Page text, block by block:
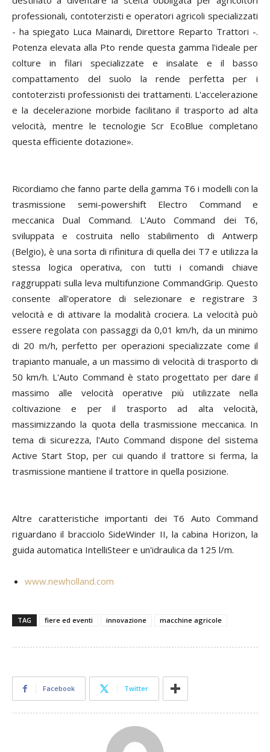
professionali, contoterzisti e operatori agricoli specializzati
- ha spiegato Luca Mainardi, Direttore Reparto Trattori -.
Potenza elevata alla Pto rende questa gamma l'ideale per
colture in filari specializzate e insalate e il basso
compattamento del suolo la rende perfetta per i
contoterzisti professionisti dei trattamenti. L'accelerazione
e la decelerazione morbide facilitano il trasporto ad alta
velocità, mentre le tecnologie Scr EcoBlue completano
questa efficiente dotazione».
Ricordiamo che fanno parte della gamma T6 i modelli con la
trasmissione semi-powershift Electro Command e
meccanica Dual Command. L'Auto Command dei T6,
sviluppata e costruita nello stabilimento di Antwerp
(Belgio), è una sorta di rifinitura di quella dei T7 e utilizza la
stessa logica operativa, con tutti i comandi chiave
raggruppati sulla leva multifunzione CommandGrip. Questo
consente all'operatore di selezionare e registrare 3
velocità e di attivare la modalità crociera. La velocità può
essere regolata con passaggi da 0,01 km/h, da un minimo
di 20 m/h, perfetto per operazioni specializzate come il
trapianto manuale, a un massimo di velocità di trasporto di
50 km/h. L'Auto Command è stato progettato per dare il
massimo alle velocità operative più utilizzate nella
coltivazione e per il trasporto ad alta velocità,
massimizzando la quota della trasmissione meccanica. In
tema di sicurezza, l'Auto Command dispone del sistema
Active Start Stop, per cui quando il trattore si ferma, la
trasmissione mantiene il trattore in quella posizione.
Altre caratteristiche importanti dei T6 Auto Command
riguardano il bracciolo SideWinder II, la cabina Horizon, la
guida automatica IntelliSteer e un'idraulica da 125 l/m.
www.newholland.com
TAG fiere ed eventi innovazione macchine agricole
Facebook Twitter